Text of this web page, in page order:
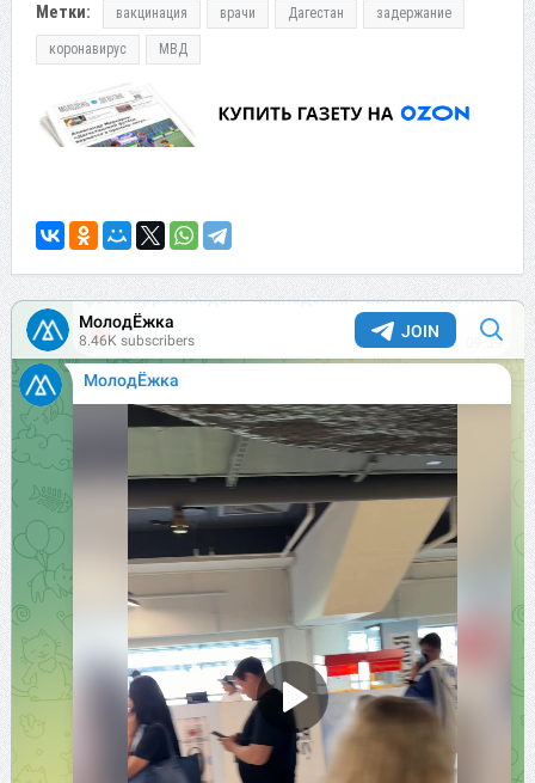
Метки: вакцинация врачи Дагестан задержание
коронавирус МВД